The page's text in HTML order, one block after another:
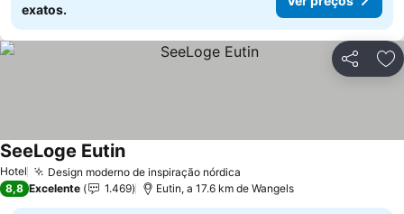
exatos.
Partilhar
Hotel Design moderno de inspiração nórdica
SeeLoge EutinVer preços
8,8 Excelente 1.469 Eutin, a 17.6 km de Wangels